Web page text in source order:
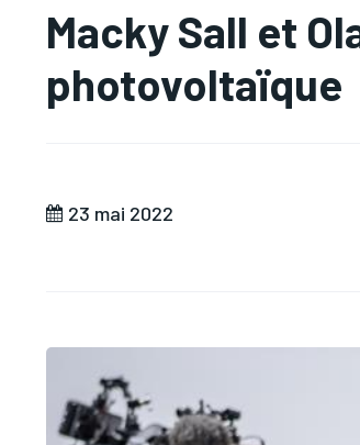
Macky Sall et
photovoltaïque
23 mai 2022